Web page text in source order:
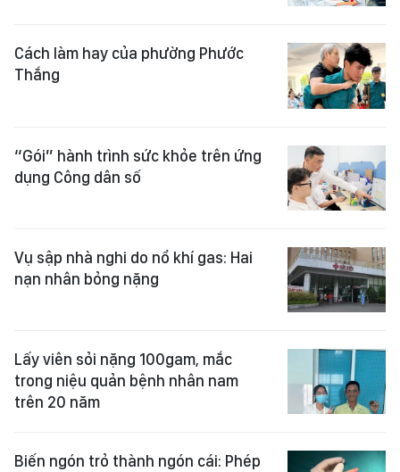
Cách làm hay của phường Phước
Thắng
“Gói” hành trình sức khỏe trên ứng
dụng Công dân số
Vụ sập nhà nghi do nổ khí gas: Hai
nạn nhân bỏng nặng
Lấy viên sỏi nặng 100gam, mắc
trong niệu quản bệnh nhân nam
trên 20 năm
Biến ngón trỏ thành ngón cái: Phép